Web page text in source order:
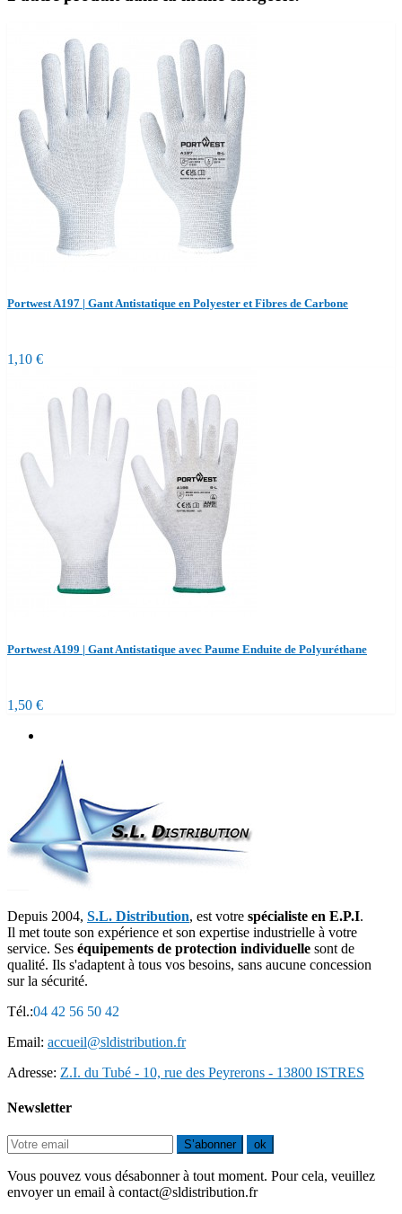
Portwest A197 | Gant Antistatique en Polyester et Fibres de Carbone
1,10 €
Portwest A199 | Gant Antistatique avec Paume Enduite de Polyuréthane
1,50 €
Depuis 2004, S.L. Distribution, est votre spécialiste en E.P.I.
Il met toute son expérience et son expertise industrielle à votre
service. Ses équipements de protection individuelle sont de
qualité. Ils s'adaptent à tous vos besoins, sans aucune concession
sur la sécurité.
Tél.:04 42 56 50 42
Email: accueil@sldistribution.fr
Adresse: Z.I. du Tubé - 10, rue des Peyrerons - 13800 ISTRES
Newsletter
S’abonner ok
Vous pouvez vous désabonner à tout moment. Pour cela, veuillez
envoyer un email à contact@sldistribution.fr